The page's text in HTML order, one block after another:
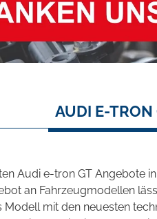
AUDI E-TRON
Audi e-tron GT Angebote
an Fahrzeugmodellen
Modell mit den neuesten